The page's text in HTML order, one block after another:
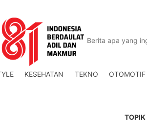
KESEHATAN TEKNO OTOMOTIF
TOPIK